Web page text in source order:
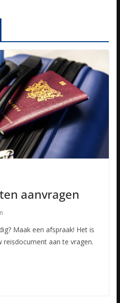
aanvragen
Maak een afspraak! Het is
aan te vragen.